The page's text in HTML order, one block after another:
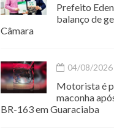
Prefeito
balanço de
Câmara
04/08/
Motorista é
maconha
BR-163 em Guaraciaba